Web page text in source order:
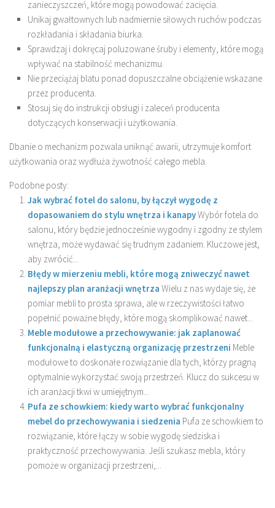
zanieczyszczeń, które mogą powodować zacięcia.
Unikaj gwałtownych lub nadmiernie siłowych ruchów podczas
rozkładania i składania biurka.
Sprawdzaj i dokręcaj poluzowane śruby i elementy, które mogą
wpływać na stabilność mechanizmu.
Nie przeciążaj blatu ponad dopuszczalne obciążenie wskazane
przez producenta.
Stosuj się do instrukcji obsługi i zaleceń producenta
dotyczących konserwacji i użytkowania.
Dbanie o mechanizm pozwala uniknąć awarii, utrzymuje komfort
użytkowania oraz wydłuża żywotność całego mebla.
Podobne posty:
Jak wybrać fotel do salonu, by łączył wygodę z
dopasowaniem do stylu wnętrza i kanapyWybór fotela do
salonu, który będzie jednocześnie wygodny i zgodny ze stylem
wnętrza, może wydawać się trudnym zadaniem. Kluczowe jest,
aby zwrócić...
Błędy w mierzeniu mebli, które mogą zniweczyć nawet
najlepszy plan aranżacji wnętrza Wielu z nas wydaje się, że
pomiar mebli to prosta sprawa, ale w rzeczywistości łatwo
popełnić poważne błędy, które mogą skomplikować nawet...
Meble modułowe a przechowywanie: jak zaplanować
funkcjonalną i elastyczną organizację przestrzeni Meble
modułowe to doskonałe rozwiązanie dla tych, którzy pragną
optymalnie wykorzystać swoją przestrzeń. Klucz do sukcesu w
ich aranżacji tkwi w umiejętnym...
Pufa ze schowkiem: kiedy warto wybrać funkcjonalny
mebel do przechowywania i siedzenia Pufa ze schowkiem to
rozwiązanie, które łączy w sobie wygodę siedziska i
praktyczność przechowywania. Jeśli szukasz mebla, który
pomoże w organizacji przestrzeni,...